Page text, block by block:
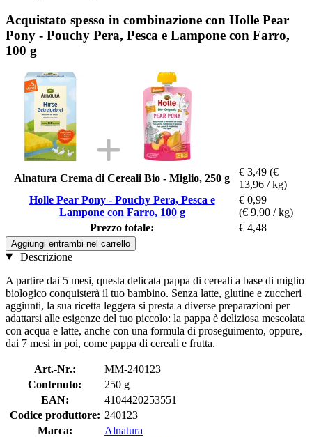
Acquistato spesso in combinazione con Holle Pear
Pony - Pouchy Pera, Pesca e Lampone con Farro,
100 g
Alnatura Crema di Cereali Bio - Miglio, 250 g
€ 3,49 (€
13,96 / kg)
Holle Pear Pony - Pouchy Pera, Pesca e
Lampone con Farro, 100 g
€ 0,99
(€ 9,90 / kg)
Prezzo totale:
€ 4,48
Aggiungi entrambi nel carrello
Descrizione
A partire dai 5 mesi, questa delicata pappa di cereali a base di miglio
biologico conquisterà il tuo bambino. Senza latte, glutine e zuccheri
aggiunti, la sua ricetta leggera si presta a diverse preparazioni per
adattarsi alle esigenze del tuo piccolo: la pappa è deliziosa mescolata
con acqua e latte, anche con una formula di proseguimento, oppure,
dai 7 mesi in poi, come pappa di cereali e frutta.
Art.-Nr.:
MM-240123
Contenuto:
250 g
EAN:
4104420253551
Codice produttore: 240123
Marca:
Alnatura